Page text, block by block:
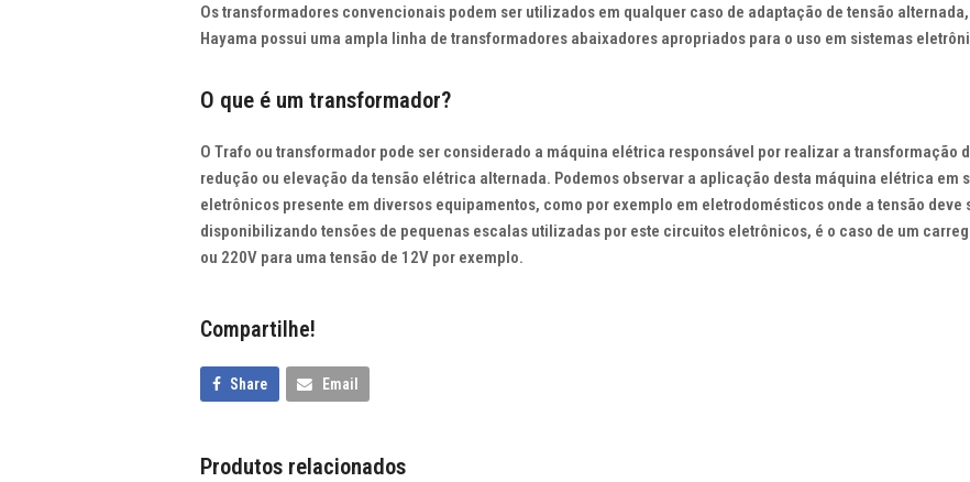
Ostransformadores convencionais podem ser utilizados em qualquer caso de adaptação de tensão alternada,
Hayama possui uma ampla linha de transformadores abaixadores apropriados para o uso em sistemas
O que é um transformador?
O Trafo ou transformador pode ser considerado a máquina elétrica responsável por realizar a transformação
redução ou elevação da tensão elétrica alternada. Podemos observar a aplicação desta máquina elétrica em
eletrônicos presente em diversos equipamentos, como por exemplo em eletrodomésticos onde a tensão
disponibilizando tensões de pequenas escalas utilizadas por este circuitos eletrônicos, é o caso de um
ou 220V para uma tensão de 12V por exemplo.
Compartilhe!
Share Email
Produtos relacionados